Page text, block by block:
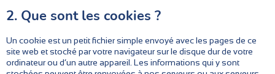
2. Que sont les cookies ?
Un cookie est un petit fichier simple envoyé avec les pages de ce
site web et stocké par votre navigateur sur le disque dur de votre
ordinateur ou d’un autre appareil. Les informations qui y sont